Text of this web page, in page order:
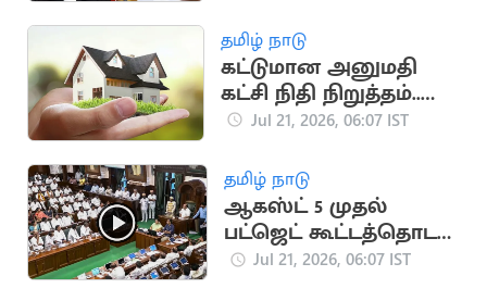
தமிழ் நாடு
கட்டுமான அனுமதி
கட்சி நிதி நிறுத்தம்..
வீடுகள் விலை
Jul 21, 2026, 06:07 IST
தமிழ் நாடு
ஆகஸ்ட் 5 முதல்
பட்ஜெட் கூட்டத்தொடர்..
சபாநாயகர் அறிவிப்பு
Jul 21, 2026, 06:07 IST